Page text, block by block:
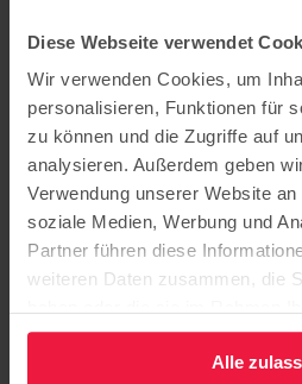
Diese Webseite verwendet
Wir verwenden Cookies, um
personalisieren, Funktionen für
zu können und die Zugriffe auf
analysieren. Außerdem geben
Verwendung unserer Website
soziale Medien, Werbung und
Partner führen diese
weiteren Daten zusammen, die
gesammelt haben.
Alle
Pflege
Beratung
Karriere
Über uns
Aktuelles
Veranstaltungen
Publikationen
Newsletter